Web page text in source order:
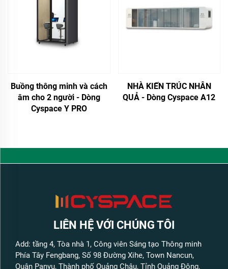
Buồng thông minh và cách
âm cho 2 người - Dòng
Cyspace Y PRO
NHÀ KIẾN TRÚC NHÂN
QUẢ - Dòng Cyspace A12
LIÊN HỆ VỚI CHÚNG TÔI
Add: tầng 4, Tòa nhà 1, Công viên Sáng tạo Thông minh
Phía Tây Fengbang, Số 98 Đường Xihe, Town Nancun,
Quận Panyu, Thành phố Quảng Châu, Tỉnh Quảng Đông,